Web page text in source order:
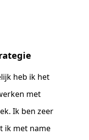
heb ik het
met
Ik ben zeer
ik met name